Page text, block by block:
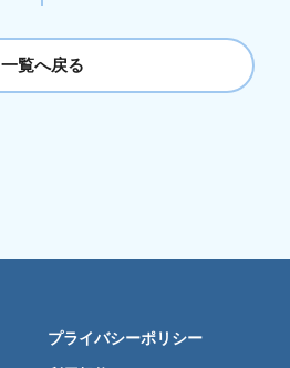
一覧へ戻る
プライバシーポリシー